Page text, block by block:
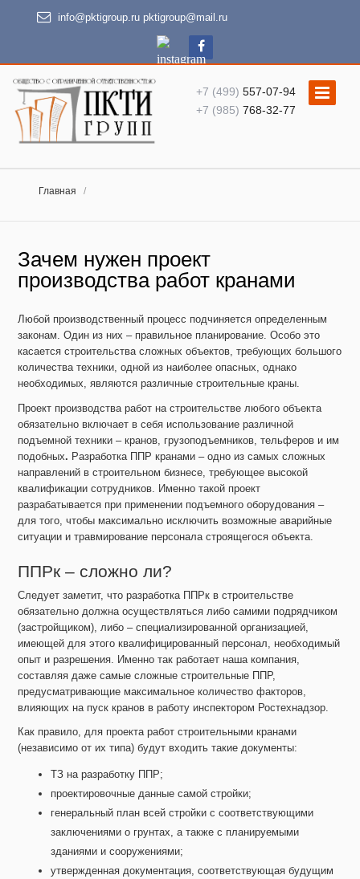
info@pktigroup.ru pktigroup@mail.ru
+7 (499) 557-07-94
+7 (985) 768-32-77
Главная
Зачем нужен проект
производства работ кранами
Любой производственный процесс подчиняется определенным
законам. Один из них – правильное планирование. Особо это
касается строительства сложных объектов, требующих большого
количества техники, одной из наиболее опасных, однако
необходимых, являются различные строительные краны.
Проект производства работ на строительстве любого объекта
обязательно включает в себя использование различной
подъемной техники – кранов, грузоподъемников, тельферов и им
подобных. Разработка ППР кранами – одно из самых сложных
направлений в строительном бизнесе, требующее высокой
квалификации сотрудников. Именно такой проект
разрабатывается при применении подъемного оборудования –
для того, чтобы максимально исключить возможные аварийные
ситуации и травмирование персонала строящегося объекта.
ППРк – сложно ли?
Следует заметит, что разработка ППРк в строительстве
обязательно должна осуществляться либо самими подрядчиком
(застройщиком), либо – специализированной организацией,
имеющей для этого квалифицированный персонал, необходимый
опыт и разрешения. Именно так работает наша компания,
составляя даже самые сложные строительные ППР,
предусматривающие максимальное количество факторов,
влияющих на пуск кранов в работу инспектором Ростехнадзор.
Как правило, для проекта работ строительными кранами
(независимо от их типа) будут входить такие документы:
ТЗ на разработку ППР;
проектировочные данные самой стройки;
генеральный план всей стройки с соответствующими
заключениями о грунтах, а также с планируемыми
зданиями и сооружениями;
утвержденная документация, соответствующая будущим